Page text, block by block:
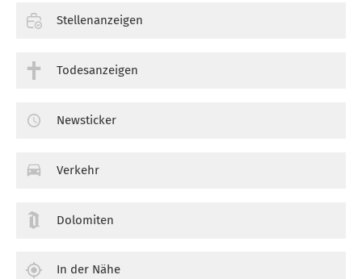
Stellenanzeigen
Todesanzeigen
Newsticker
Verkehr
Dolomiten
In der Nähe